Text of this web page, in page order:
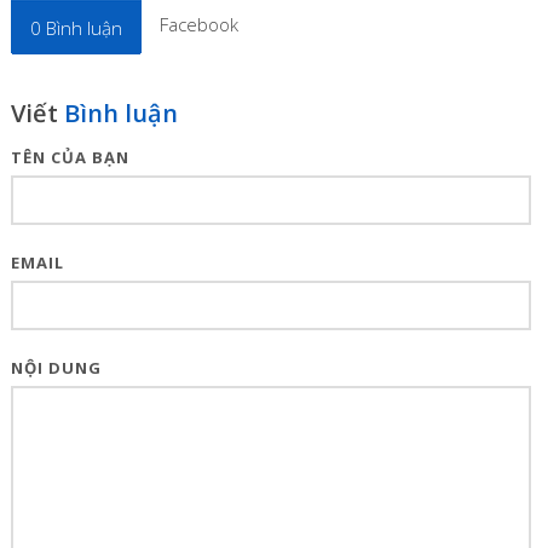
0 Bình luận Facebook
Viết Bình luận
TÊN CỦA BẠN
EMAIL
NỘI DUNG